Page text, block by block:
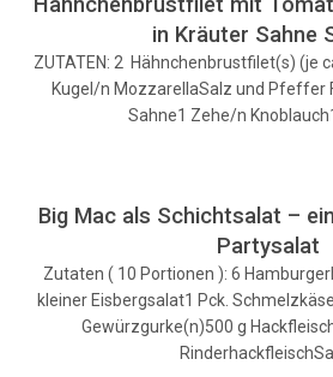
in Kräuter Sahne
ZUTATEN: 2 Hähnchenbrustfilet(s) (je
Kugel/n MozzarellaSalz und Pfeffer
Sahne1 Zehe/n
Big Mac als Schichtsalat –
Partysalat
Zutaten ( 10 Portionen ): 6
kleiner Eisbergsalat1 Pck.
Gewürzgurke(n)500 g